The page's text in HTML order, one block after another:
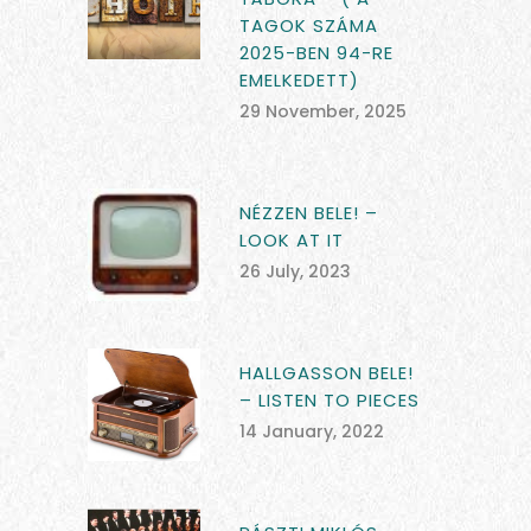
TAGOK SZÁMA
2025-BEN 94-RE
EMELKEDETT)
29 November, 2025
NÉZZEN BELE! –
LOOK AT IT
26 July, 2023
HALLGASSON BELE!
– LISTEN TO PIECES
14 January, 2022